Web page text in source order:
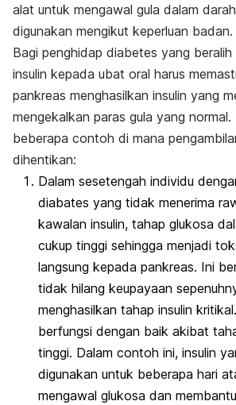
alat untuk mengawal gula dalam
digunakan mengikut keperluan badan.
Bagi penghidap diabetes yang
insulin kepada ubat oral harus
pankreas menghasilkan insulin yang
mengekalkan paras gula yang
beberapa contoh di mana
dihentikan:
Dalam sesetengah individu
diabates yang tidak menerima
kawalan insulin, tahap glukosa
cukup tinggi sehingga menjadi
langsung kepada pankreas. Ini
tidak hilang keupayaan
menghasilkan tahap insulin
berfungsi dengan baik akibat
tinggi. Dalam contoh ini, insulin
digunakan untuk beberapa hari
mengawal glukosa dan